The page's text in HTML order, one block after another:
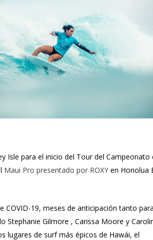
Isle para el inicio del Tour del Campeonato
Maui Pro presentado por ROXY en Honolua
COVID-19, meses de anticipación tanto
Stephanie Gilmore , Carissa Moore y
lugares de surf más épicos de Hawái, el